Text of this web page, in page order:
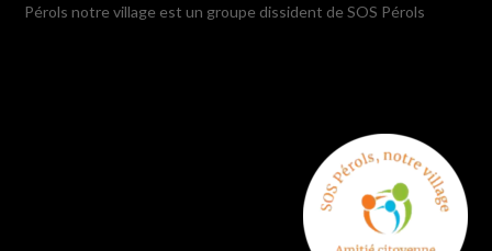
Pérols notre village est un groupe dissident de SOS Pérols